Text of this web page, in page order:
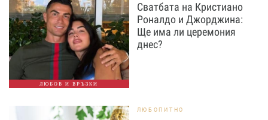
ЛЮБОВ И ВРЪЗКИ
Сватбата на Кристиано
Роналдо и Джорджина:
Ще има ли церемония
днес?
ЛЮБОПИТНО